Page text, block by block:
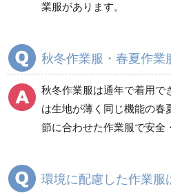
秋冬長袖
食品産業用長袖
食品産業用半袖
業服があります。
秋冬作業服・春夏作業
秋冬作業服は通年で着用で
は生地が薄く同じ機能の春
節に合わせた作業服で安全
環境に配慮した作業服